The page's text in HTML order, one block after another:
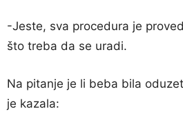
-Jeste, sva procedura je
što treba da se uradi.
Na pitanje je li beba bila
je kazala: